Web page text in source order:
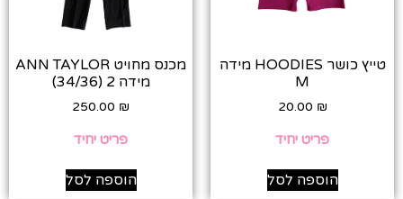
טייץ כושר HOODIES מידה
M
20.00 ₪
פריט יחיד
הוספה לסל
מכנס מחויט ANN TAYLOR
מידה 2 (34/36)
250.00 ₪
פריט יחיד
הוספה לסל